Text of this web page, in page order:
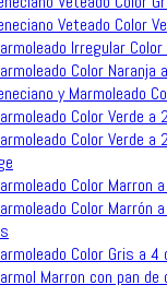
Veteado Color
Irregular
Color Naranja
y Marmoleado
Color Verde a
Color Verde a
Color Marron
Color Marrón
Color Gris a 4
Marron con pan de